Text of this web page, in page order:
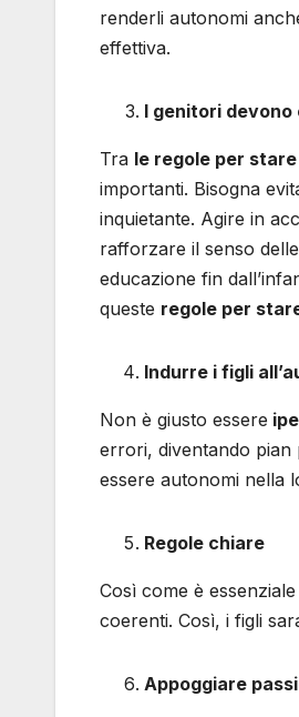
renderli autonomi
effettiva.
I genitori
Tra le regole per
importanti. Bisogna
inquietante. Agire in
rafforzare il senso
educazione fin
queste regole per
Indurre i figli
Non è giusto essere
errori, diventando pian
essere autonomi nella
Regole chiare
Così come è essenziale
coerenti. Così, i figli
Appoggiare